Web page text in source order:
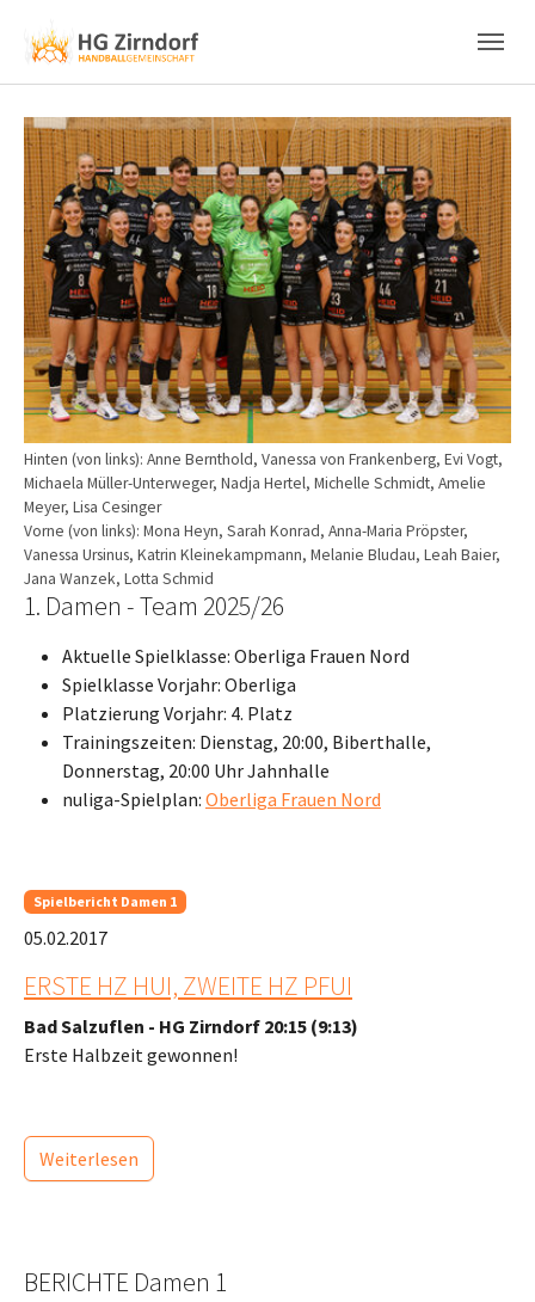
Show larger version
Hinten (von links): Anne Bernthold, Vanessa von Frankenberg, Evi Vogt,
Michaela Müller-Unterweger, Nadja Hertel, Michelle Schmidt, Amelie
Meyer, Lisa Cesinger
Vorne (von links): Mona Heyn, Sarah Konrad, Anna-Maria Pröpster,
Vanessa Ursinus, Katrin Kleinekampmann, Melanie Bludau, Leah Baier,
Jana Wanzek, Lotta Schmid
1. Damen - Team 2025/26
Aktuelle Spielklasse: Oberliga Frauen Nord
Spielklasse Vorjahr: Oberliga
Platzierung Vorjahr: 4. Platz
Trainingszeiten: Dienstag, 20:00, Biberthalle,
Donnerstag, 20:00 Uhr Jahnhalle
nuliga-Spielplan: Oberliga Frauen Nord
Spielbericht Damen 1
05.02.2017
ERSTE HZ HUI, ZWEITE HZ PFUI
Bad Salzuflen - HG Zirndorf 20:15 (9:13)
Erste Halbzeit gewonnen!
Weiterlesen
BERICHTE Damen 1